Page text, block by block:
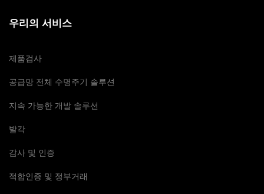
우리의 서비스
제품검사
공급망 전체 수명주기 솔루션
지속 가능한 개발 솔루션
발각
감사 및 인증
적합인증 및 정부거래